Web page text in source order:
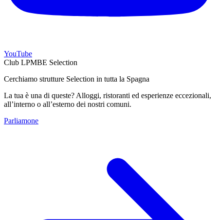
YouTube
Club LPMBE Selection
Cerchiamo strutture Selection in tutta la Spagna
La tua è una di queste? Alloggi, ristoranti ed esperienze eccezionali,
all’interno o all’esterno dei nostri comuni.
Parliamone